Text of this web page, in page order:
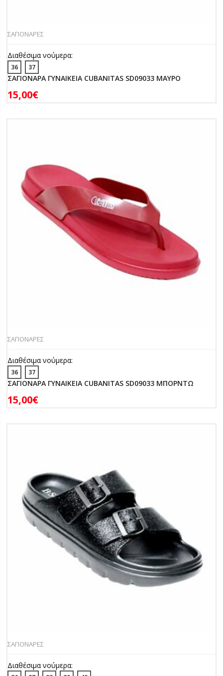
ΣΑΓΙΟΝΑΡΕΣ
Διαθέσιμα νούμερα:
36 37
ΣΑΓΙΟΝΑΡΑ ΓΥΝΑΙΚΕΙΑ CUBANITAS SD09033 ΜΑΥΡΟ
15,00€
ΣΑΓΙΟΝΑΡΕΣ
Διαθέσιμα νούμερα:
36 37
ΣΑΓΙΟΝΑΡΑ ΓΥΝΑΙΚΕΙΑ CUBANITAS SD09033 ΜΠΟΡΝΤΩ
15,00€
ΣΑΓΙΟΝΑΡΕΣ
Διαθέσιμα νούμερα: